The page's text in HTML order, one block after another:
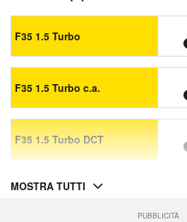
F35 1.5 Turbo
F35 1.5 Turbo c.a.
F35 1.5 Turbo DCT
MOSTRA TUTTI
PUBBLICITÀ